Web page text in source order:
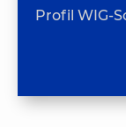
Profil WIG-